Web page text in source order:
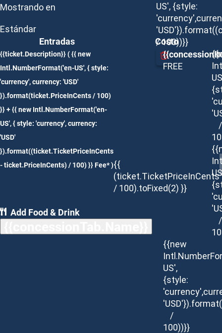
Mostrando en
Estándar
Entradas Costo
{{ticket.Description}}( {{ new
Intl.NumberFormat('en-US', { style:
'currency', currency: 'USD'
}).format(ticket.PriceInCents / 100)
}} + {{ new Intl.NumberFormat('en-
US', { style: 'currency', currency:
'USD'
}).format((ticket.TicketPriceInCents
- ticket.PriceInCents) / 100) }} Fee* ){{
(ticket.TicketPriceInCents
/ 100).toFixed(2) }}
Add Food & Drink
US', {style:
/ 100))}}
FREE
/
/
{{new
US',
{style:
/
100))}}